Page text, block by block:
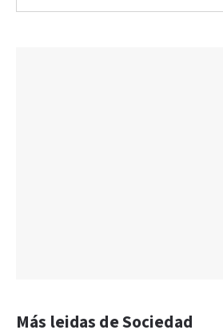
Más leidas de Sociedad